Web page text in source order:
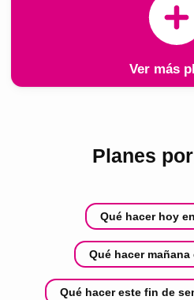
Ver más
Planes
Qué hacer hoy
Qué hacer
Qué hacer este fin de